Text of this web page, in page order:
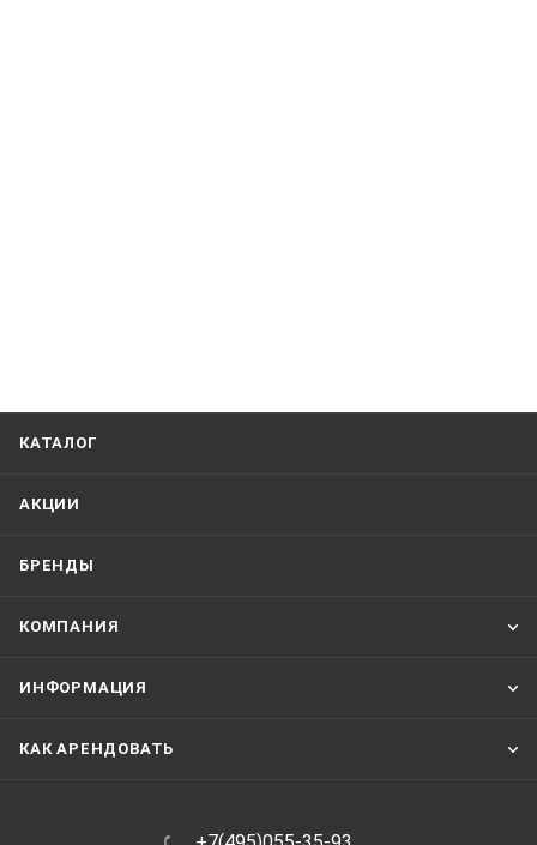
КАТАЛОГ
АКЦИИ
БРЕНДЫ
КОМПАНИЯ
ИНФОРМАЦИЯ
КАК АРЕНДОВАТЬ